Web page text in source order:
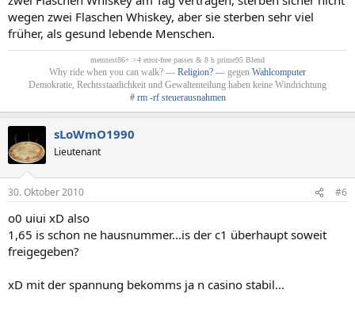
wegen zwei Flaschen Whiskey, aber sie sterben sehr viel
früher, als gesund lebende Menschen.
memtest86+ >4 error-free passes & 8 h prime95 Blend
Why ride when you can walk? --- Religion? --- gegen Wahlcomputer
Demokratie, Rechtsstaatlichkeit und Gewaltenteilung haben keine Windrichtung
# rm -rf steuerausnahmen
sLoWmO1990
Lieutenant
30. Oktober 2010 #6
o0 uiui xD also
1,65 is schon ne hausnummer...is der c1 überhaupt soweit
freigegeben?
xD mit der spannung bekomms ja n casino stabil...